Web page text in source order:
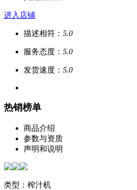
进入店铺
描述相符： 5.0
服务态度： 5.0
发货速度： 5.0
热销榜单
商品介绍
参数与资质
声明和说明
类型：榨汁机